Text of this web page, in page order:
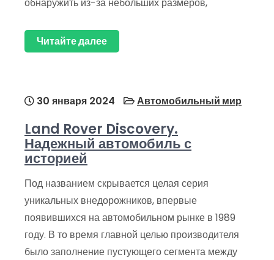
обнаружить из-за небольших размеров,
Читайте далее
30 января 2024 Автомобильный мир
Land Rover Discovery.
Надежный автомобиль с
историей
Под названием скрывается целая серия
уникальных внедорожников, впервые
появившихся на автомобильном рынке в 1989
году. В то время главной целью производителя
было заполнение пустующего сегмента между